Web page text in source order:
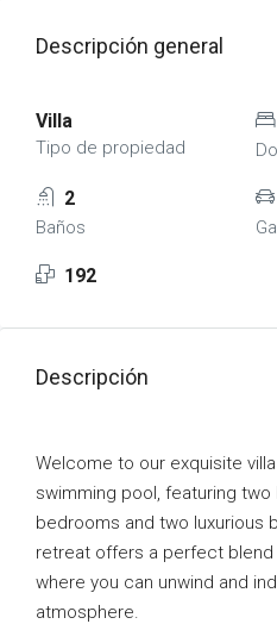
Descripción general
Villa
Tipo de propiedad
2
Baños
192
Descripción
Welcome to our exquisite
swimming pool, featuring
bedrooms and two luxurious
retreat offers a perfect
where you can unwind and
atmosphere.